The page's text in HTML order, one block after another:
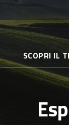
SCOPRI IL